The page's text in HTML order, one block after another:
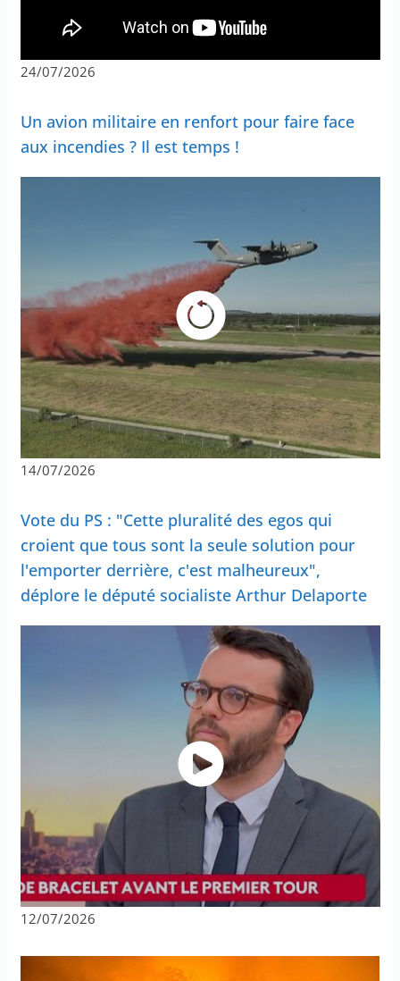
24/07/2026
Un avion militaire en renfort pour faire face
aux incendies ? Il est temps !
14/07/2026
Vote du PS : "Cette pluralité des egos qui
croient que tous sont la seule solution pour
l'emporter derrière, c'est malheureux",
déplore le député socialiste Arthur Delaporte
12/07/2026